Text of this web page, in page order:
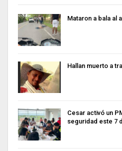
Mataron a bala al
Hallan muerto a
Cesar activó un
seguridad este 7